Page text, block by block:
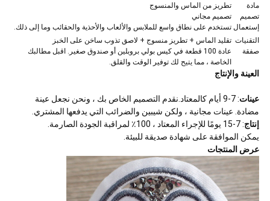
مادة
تطريز من الماس والمنسوج
تصميم
تصميم مجاني
إستعمال تستخدم على نطاق واسع للملابس والألعاب والأحذية والحقائب وما إلى ذلك.
التقنيات تقليد الماس + تطريز منسوج + لاصق تذوب ساخن على الخبز
صفقة
عادة 100 قطعة في كيس بولي بروبلين أو صندوق صغير. اقبل مطالبك
الخاصة ، مما يتيح لك توفير الوقت والقلق.
العينة والإنتاج
عينات
: 7-9 أيام كالمعتاد.نقدم التصميم الخاص بك ، ونحن نجعل عينة
مضادة. عينات مجانية ، ولكن شيبين والضرائب التي يدفعها المشتري.
إنتاج: 7-15 يومًا للإجراء المعتاد ، 100٪ لمراقبة الجودة الصارمة.
يمكن الموافقة على شهادة صديقة للبيئة.
عرض المنتجات